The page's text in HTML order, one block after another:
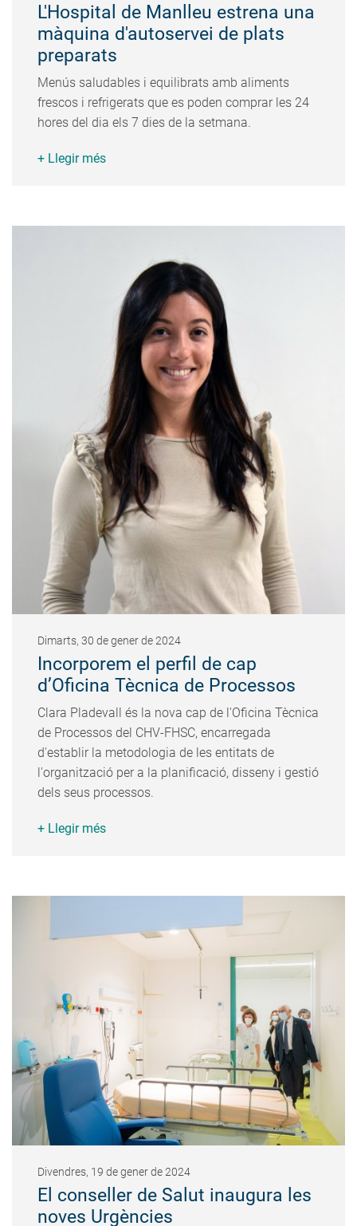
L'Hospital de Manlleu estrena una
màquina d'autoservei de plats
preparats
Menús saludables i equilibrats amb aliments
frescos i refrigerats que es poden comprar les 24
hores del dia els 7 dies de la setmana.
+ Llegir més
Dimarts, 30 de gener de 2024
Incorporem el perfil de cap
d’Oficina Tècnica de Processos
Clara Pladevall és la nova cap de l'Oficina Tècnica
de Processos del CHV-FHSC, encarregada
d'establir la metodologia de les entitats de
l'organització per a la planificació, disseny i gestió
dels seus processos.
+ Llegir més
Divendres, 19 de gener de 2024
El conseller de Salut inaugura les
noves Urgències